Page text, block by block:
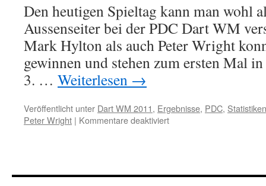
Den heutigen Spieltag kann man wohl
Aussenseiter bei der PDC Dart WM
Mark Hylton als auch Peter Wright
gewinnen und stehen zum ersten Mal
3. … Weiterlesen →
Veröffentlicht unter Dart WM 2011, Ergebnisse, PDC, Statistiken
Peter Wright | Kommentare deaktiviertfür
Runde